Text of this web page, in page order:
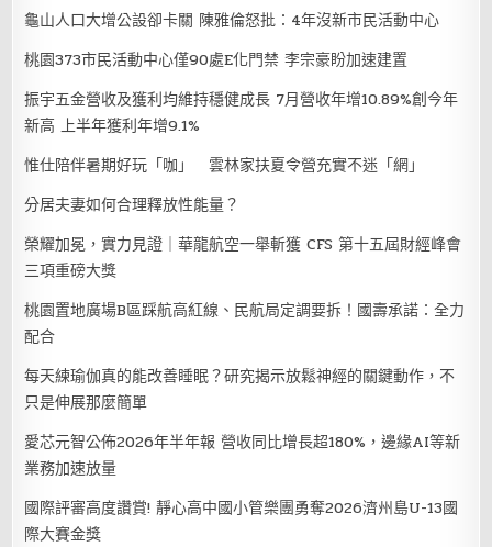
龜山人口大增公設卻卡關 陳雅倫怒批：4年沒新市民活動中心
桃園373市民活動中心僅90處E化門禁 李宗豪盼加速建置
振宇五金營收及獲利均維持穩健成長 7月營收年增10.89%創今年
新高 上半年獲利年增9.1%
惟仕陪伴暑期好玩「咖」 雲林家扶夏令營充實不迷「網」
分居夫妻如何合理釋放性能量？
榮耀加冕，實力見證｜華龍航空一舉斬獲 CFS 第十五屆財經峰會
三項重磅大獎
桃園置地廣場B區踩航高紅線、民航局定調要拆！國壽承諾：全力
配合
每天練瑜伽真的能改善睡眠？研究揭示放鬆神經的關鍵動作，不
只是伸展那麼簡單
愛芯元智公佈2026年半年報 營收同比增長超180%，邊緣AI等新
業務加速放量
國際評審高度讚賞! 靜心高中國小管樂團勇奪2026濟州島U-13國
際大賽金獎